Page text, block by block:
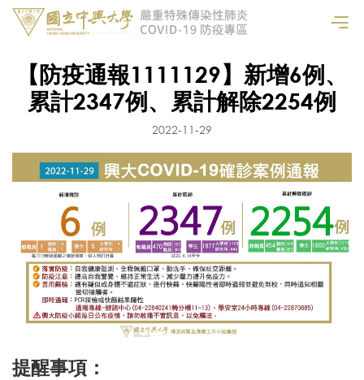
【防疫通報1111129】新增6例、
累計2347例、累計解除2254例
2022-11-29
提醒事項：